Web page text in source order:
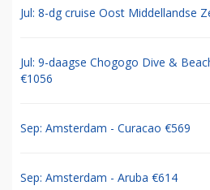
Jul: 8-dg cruise Oost Middellandse
Jul: 9-daagse Chogogo Dive &
€1056
Sep: Amsterdam - Curacao €569
Sep: Amsterdam - Aruba €614